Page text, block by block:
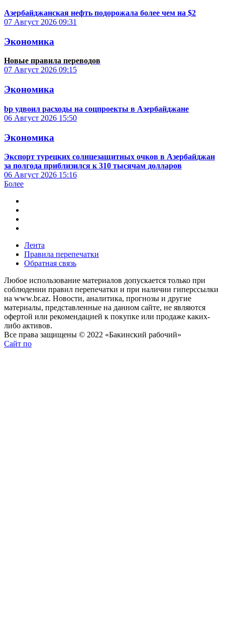
Азербайджанская нефть подорожала более чем на $2
07 Август 2026 09:31
Экономика
Новые правила переводов
07 Август 2026 09:15
Экономика
bp удвоил расходы на соцпроекты в Азербайджане
06 Август 2026 15:50
Экономика
Экспорт турецких солнцезащитных очков в Азербайджан
за полгода приблизился к 310 тысячам долларов
06 Август 2026 15:16
Более
Лента
Правила перепечатки
Обратная связь
Любое использование материалов допускается только при
соблюдении правил перепечатки и при наличии гиперссылки
на www.br.az. Новости, аналитика, прогнозы и другие
материалы, представленные на данном сайте, не являются
офертой или рекомендацией к покупке или продаже каких-
либо активов.
Все права защищены © 2022 «Бакинский рабочий»
Сайт по